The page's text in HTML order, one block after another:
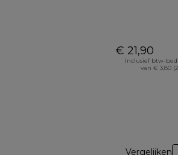
€ 21,90
Inclusief btw-
van € 3,80
Vergelijken